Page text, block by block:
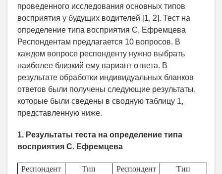
проведенного исследования основных типов
восприятия у будущих водителей [1, 2]. Тест на
определение типа восприятия С. Ефремцева
Респондентам предлагается 10 вопросов. В
каждом вопросе респонденту нужно выбрать
наиболее близкий ему вариант ответа. В
результате обработки индивидуальных бланков
ответов были получены следующие результаты,
которые были сведены в сводную таблицу 1,
представленную ниже.
1. Результаты теста на определение типа
восприятия С. Ефремцева
Респондент
Тип
Респондент
Тип